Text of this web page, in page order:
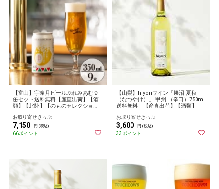
【富山】宇奈月ビールぷれみあむ９
缶セット送料無料【産直出荷】【酒
類】【北陸】【のものセレクショ
お取り寄せきっぷ
7,150 円 (税込)
66ポイント
【山梨】hiyoriワイン「勝沼 夏秋
（なつやけ）」 甲州 （辛口）750ml
送料無料 【産直出荷】【酒類】
お取り寄せきっぷ
3,600 円 (税込)
33ポイント